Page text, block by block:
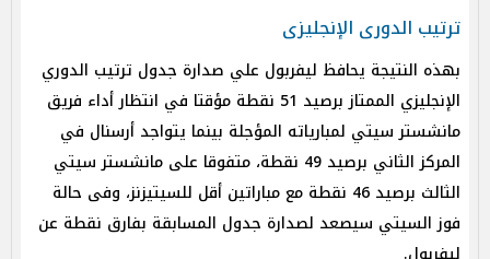
ترتيب الدورى الإنجليزى
بهذه النتيجة يحافظ ليفربول علي صدارة جدول ترتيب الدوري
الإنجليزي الممتاز برصيد 51 نقطة مؤقتا في انتظار أداء فريق
مانشستر سيتي لمبارياته المؤجلة بينما يتواجد أرسنال في
المركز الثاني برصيد 49 نقطة، متفوقا على مانشستر سيتي
الثالث برصيد 46 نقطة مع مباراتين أقل للسيتيزنز، وفى حالة
فوز السيتي سيصعد لصدارة جدول المسابقة بفارق نقطة عن